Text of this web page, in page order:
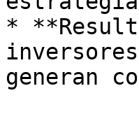
*
generan